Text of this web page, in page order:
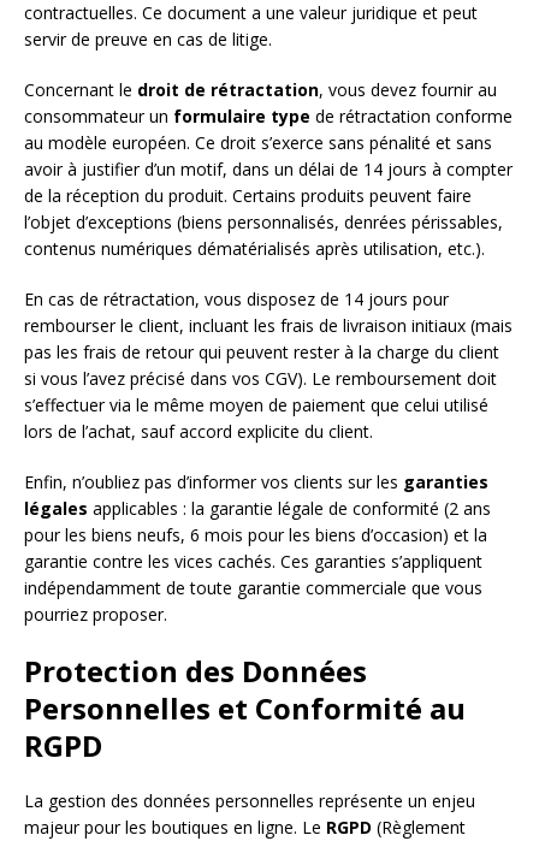
contractuelles. Ce document a une valeur juridique et peut
servir de preuve en cas de litige.
Concernant le droit de rétractation, vous devez fournir au
consommateur un formulaire type de rétractation conforme
au modèle européen. Ce droit s’exerce sans pénalité et sans
avoir à justifier d’un motif, dans un délai de 14 jours à compter
de la réception du produit. Certains produits peuvent faire
l’objet d’exceptions (biens personnalisés, denrées périssables,
contenus numériques dématérialisés après utilisation, etc.).
En cas de rétractation, vous disposez de 14 jours pour
rembourser le client, incluant les frais de livraison initiaux (mais
pas les frais de retour qui peuvent rester à la charge du client
si vous l’avez précisé dans vos CGV). Le remboursement doit
s’effectuer via le même moyen de paiement que celui utilisé
lors de l’achat, sauf accord explicite du client.
Enfin, n’oubliez pas d’informer vos clients sur les garanties
légales applicables : la garantie légale de conformité (2 ans
pour les biens neufs, 6 mois pour les biens d’occasion) et la
garantie contre les vices cachés. Ces garanties s’appliquent
indépendamment de toute garantie commerciale que vous
pourriez proposer.
Protection des Données
Personnelles et Conformité au
RGPD
La gestion des données personnelles représente un enjeu
majeur pour les boutiques en ligne. Le RGPD (Règlement